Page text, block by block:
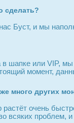
сделать?
Буст, и мы
шапке или VIP,
момент,
много других
очень
всяких проблем,